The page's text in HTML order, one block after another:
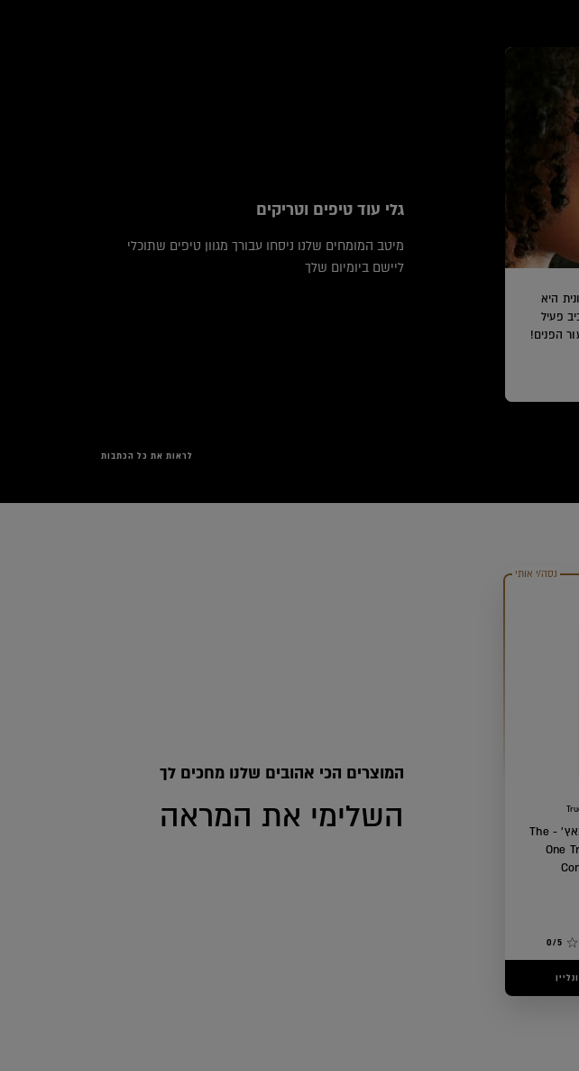
גלי עוד טיפים וטריקים
מיטב המומחים שלנו ניסחו עבורך מגוון טיפים שתוכלי
ליישם ביומיום שלך
היא
פעיל
הפנים!
לראות את כל הכתבות
השלימי את המראה
המוצרים הכי אהובים שלנו מחכים לך
נסה/י אותי
קונסילר טרו מאץ' - The
One
0/5